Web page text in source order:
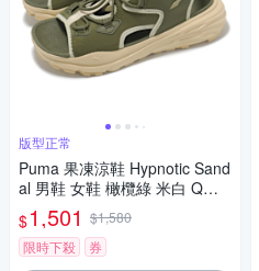
版型正常
Puma 果凍涼鞋 Hypnotic Sand
al 男鞋 女鞋 橄欖綠 米白 Q彈
抽繩 40165304
$1,501 $1,580
限時下殺
券